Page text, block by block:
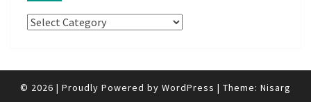
Categories
© 2026 | Proudly Powered by WordPress | Theme: Nisarg